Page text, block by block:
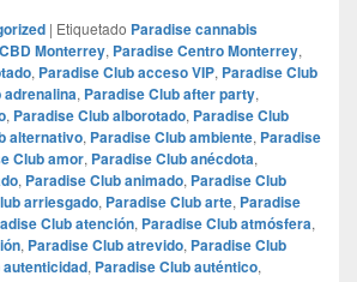
| Etiquetado Paradise cannabis
Monterrey, Paradise Centro Monterrey,
, Paradise Club acceso VIP, Paradise Club
adrenalina, Paradise Club after party,
, Paradise Club alborotado, Paradise Club
alternativo, Paradise Club ambiente, Paradise
Club amor, Paradise Club anécdota,
, Paradise Club animado, Paradise Club
arriesgado, Paradise Club arte, Paradise
Club atención, Paradise Club atmósfera,
, Paradise Club atrevido, Paradise Club
autenticidad, Paradise Club auténtico,